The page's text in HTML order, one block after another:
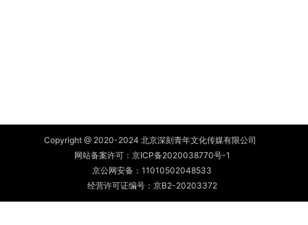
Copyright @ 2020-2024 北京深刻青年文化传媒有限公司
网站备案许可： 京ICP备2020038770号-1
京公网安备： 11010502048533
经营许可证编号：京B2-20203372